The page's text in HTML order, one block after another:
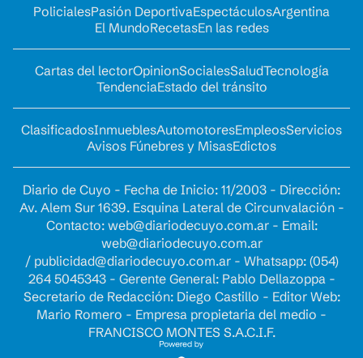
PolicialesPasión DeportivaEspectáculosArgentina
El MundoRecetasEn las redes
Cartas del lectorOpinionSocialesSaludTecnología
TendenciaEstado del tránsito
ClasificadosInmueblesAutomotoresEmpleosServicios
Avisos Fúnebres y MisasEdictos
Diario de Cuyo - Fecha de Inicio: 11/2003 - Dirección:
Av. Alem Sur 1639. Esquina Lateral de Circunvalación -
Contacto: web@diariodecuyo.com.ar- Email:
web@diariodecuyo.com.ar
/ publicidad@diariodecuyo.com.ar- Whatsapp: (054)
264 5045343 - Gerente General: Pablo Dellazoppa -
Secretario de Redacción: Diego Castillo - Editor Web:
Mario Romero - Empresa propietaria del medio -
FRANCISCO MONTES S.A.C.I.F.